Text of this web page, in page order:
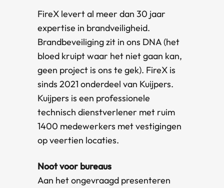
FireX levert al meer dan 30 jaar
expertise in brandveiligheid.
Brandbeveiliging zit in ons DNA (het
bloed kruipt waar het niet gaan kan,
geen project is ons te gek). FireX is
sinds 2021 onderdeel van Kuijpers.
Kuijpers is een professionele
technisch dienstverlener met ruim
1400 medewerkers met vestigingen
op veertien locaties.
Noot voor bureaus
Aan het ongevraagd presenteren